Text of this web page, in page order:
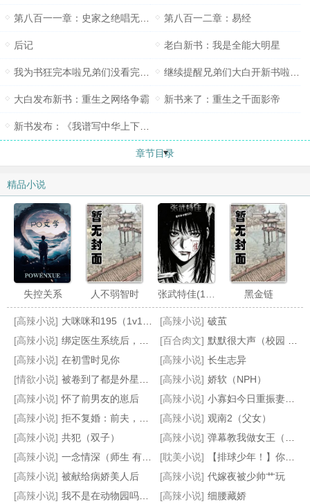
第八百一一章：史家之绝唱无韵之离骚 第八百一二章：易经
后记 老白新书：我是全能大明星
我为书狂完本啦兄弟们没看完结局的都看一下呀 继续提醒兄弟们大白开新书啦：《我是全能大明星》
大白发布新书：重生之网络争霸 新书来了：重生之千面影帝
新书发布：《我谱写中华上下五千年》
章节目录
精品小说
失控关系 人不弱智时 张武特佳(1v2) 黑金链
BG肉文随笔 【纯百】折翼（严厉上司是小鸟） 是小狗也是主人 恶夏
[高辣小说] 大咪咪和195（1v1，非sc） [高辣小说] 破茧
[高辣小说] 绑定医生系统后，她咸鱼了 [百合肉文] 默默很大声（校园 1v1h ）
[高辣小说] 在初雪时见你 [高辣小说] 长生志异
[情欲小说] 被卷到了都是外星人的星系BUT你是人外控[星际原创] [高辣小说] 娇软（NPH）
[高辣小说] 怀了前男友的崽后 [高辣小说] 小寡妇今日重振妻纲了吗
[高辣小说] 拒不复婚：前夫，滚远点！ [高辣小说] 观南2（父女）
[高辣小说] 共犯（双子） [高辣小说] 弹幕教我做女王（基建）
[高辣小说] 一念情深（师生 有点甜） [耽美小说]
【排球少年！】你我之间，恋心初绽 (及x影)
[高辣小说] 被献给病娇美人后 [高辣小说] 代嫁夜被少帅艹玩
[高辣小说] 我不是在动物园吗？[星际] [高辣小说] 细腰藏娇